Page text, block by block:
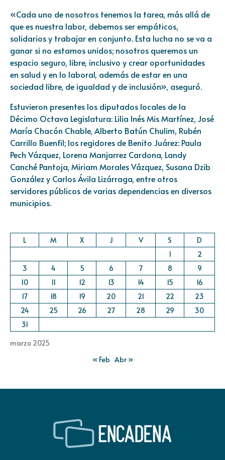
«Cada uno de nosotros tenemos la tarea, más allá de
que es nuestra labor, debemos ser empáticos,
solidarios y trabajar en conjunto. Esta lucha no se va a
ganar si no estamos unidos; nosotros queremos un
espacio seguro, libre, inclusivo y crear oportunidades
en salud y en lo laboral, además de estar en una
sociedad libre, de igualdad y de inclusión», aseguró.
Estuvieron presentes los diputados locales de la
Décimo Octava Legislatura: Lilia Inés Mis Martínez, José
María Chacón Chable, Alberto Batún Chulim, Rubén
Carrillo Buenfil; los regidores de Benito Juárez: Paula
Pech Vázquez, Lorena Manjarrez Cardona, Landy
Canché Pantoja, Miriam Morales Vázquez, Susana Dzib
González y Carlos Ávila Lizárraga, entre otros
servidores públicos de varias dependencias en diversos
municipios.
marzo 2025
L M X J V S
D
1
2
3
4 5 6 7 8
9
10
11 12 13 14 15
16
17
18 19 20 21 22
23
24
25 26 27 28 29
30
31
« Feb Abr »